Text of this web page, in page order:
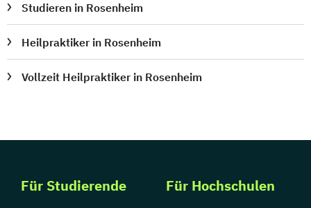
Studieren in Rosenheim
Heilpraktiker in Rosenheim
Vollzeit Heilpraktiker in Rosenheim
Für Studierende Für Hochschulen